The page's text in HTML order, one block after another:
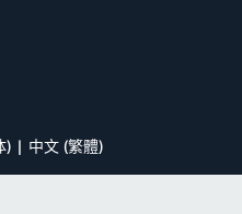
modello di
) 中文 (繁體)